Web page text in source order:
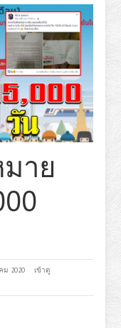
าย
ม 2020
เข้าดู